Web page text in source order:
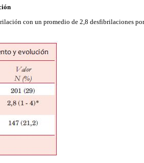
con un promedio de 2,8 desfibrilaciones